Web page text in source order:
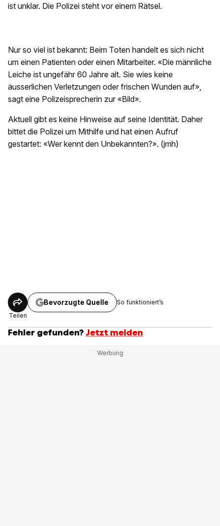
ist unklar. Die Polizei steht vor einem Rätsel.
Nur so viel ist bekannt: Beim Toten handelt es sich nicht
um einen Patienten oder einen Mitarbeiter. «Die männliche
Leiche ist ungefähr 60 Jahre alt. Sie wies keine
äusserlichen Verletzungen oder frischen Wunden auf»,
sagt eine Polizeisprecherin zur «Bild».
Aktuell gibt es keine Hinweise auf seine Identität. Daher
bittet die Polizei um Mithilfe und hat einen Aufruf
gestartet: «Wer kennt den Unbekannten?». (jmh)
Teilen
Bevorzugte Quelle So funktioniert’s
Fehler gefunden? Jetzt melden